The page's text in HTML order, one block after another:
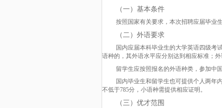
（一）基本条件
按照国家有关要求，本次招聘应届毕业
（二）外语要求
国内应届本科毕业生的大学英语四级考
语种的，其外语水平应分别达到相应标准；
留学生应按照报名的外语种类，参加中
国内毕业生和留学生也可提供个人两年
不低于785分，小语种需提供相应证明。
（三）优才范围